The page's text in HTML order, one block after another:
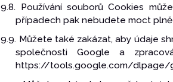
9.8. Používání souborů Cookies
případech pak nebudete moct
9.9. Můžete také zakázat, aby údaje
společnosti Google a
https://tools.google.com/dlpage/